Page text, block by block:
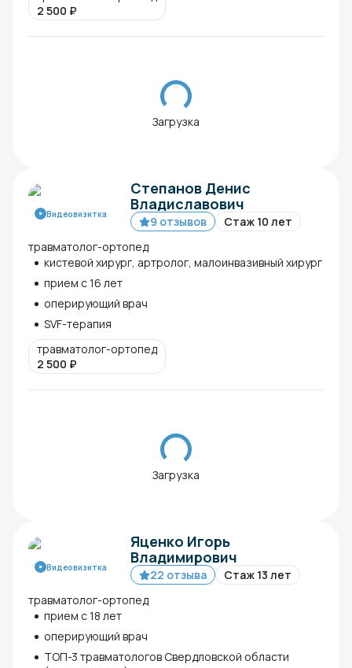
2 500 ₽
Загрузка
Видеовизитка
Степанов Денис
Владиславович
9 отзывов
Стаж 10 лет
травматолог-ортопед
кистевой хирург, артролог, малоинвазивный хирург
прием с 16 лет
оперирующий врач
SVF-терапия
травматолог-ортопед
2 500 ₽
Загрузка
Видеовизитка
Яценко Игорь
Владимирович
22 отзыва
Стаж 13 лет
травматолог-ортопед
прием с 18 лет
оперирующий врач
ТОП-3 травматологов Свердловской области